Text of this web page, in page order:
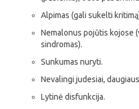
Alpimas (gali sukelti
Nemalonus pojūtis kojose
sindromas).
Sunkumas nuryti.
Nevalingi judesiai,
Lytinė disfunkcija.